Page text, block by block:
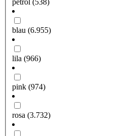
blau (6.955)
lila (966)
pink (974)
rosa (3.732)